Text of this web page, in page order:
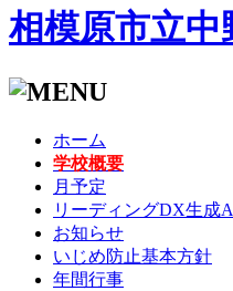
相模原市立中
ホーム
学校概要
月予定
リーディングDX生成
お知らせ
いじめ防止基本方針
年間行事